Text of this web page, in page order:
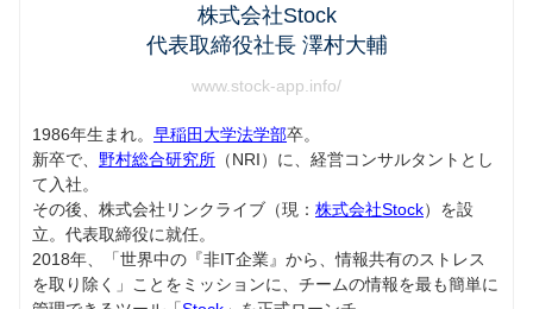
株式会社Stock
代表取締役社長 澤村大輔
www.stock-app.info/
1986年生まれ。 早稲田大学法学部卒。
新卒で、 野村総合研究所 （NRI）に、経営コンサルタントとし
て入社。
その後、株式会社リンクライブ（現： 株式会社Stock）を設
立。代表取締役に就任。
2018年、「世界中の『非IT企業』から、情報共有のストレス
を取り除く」ことをミッションに、チームの情報を最も簡単に